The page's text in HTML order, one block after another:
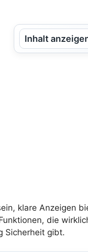
Inhalt
klare Anzeigen
die
Sicherheit gibt.